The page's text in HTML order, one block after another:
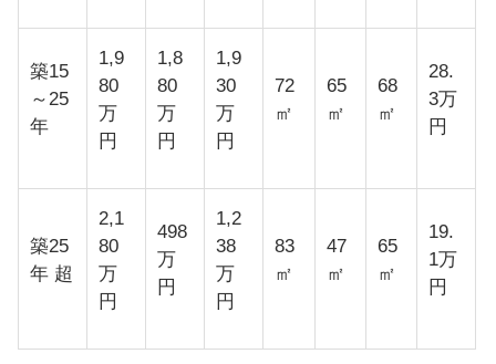
築15
～25
年
1,9
80
万
円
1,8
80
万
円
1,9
30
万
円
72
㎡
65
㎡
68
㎡
28.
3万
円
築25
年 超
2,1
80
万
円
498
万
円
1,2
38
万
円
83
㎡
47
㎡
65
㎡
19.
1万
円